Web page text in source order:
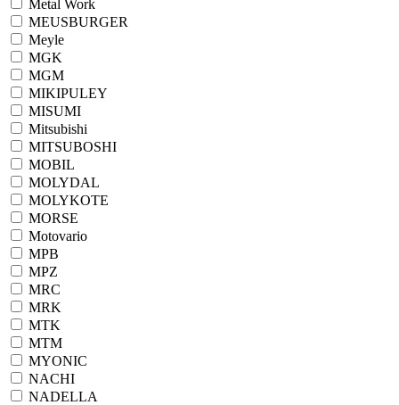
Metal Work
MEUSBURGER
Meyle
MGK
MGM
MIKIPULEY
MISUMI
Mitsubishi
MITSUBOSHI
MOBIL
MOLYDAL
MOLYKOTE
MORSE
Motovario
MPB
MPZ
MRC
MRK
MTK
MTM
MYONIC
NACHI
NADELLA